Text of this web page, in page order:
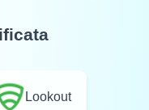
Lookout